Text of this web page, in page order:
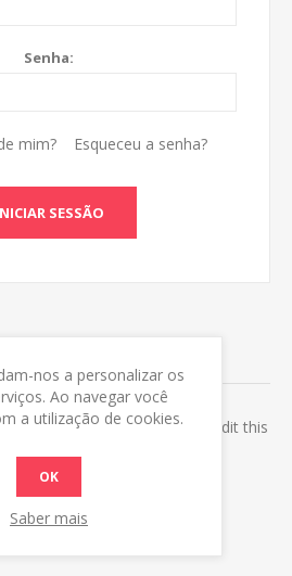
Senha:
mim? Esqueceu a senha?
SESSÃO
information here. You can edit this
in the admin site.
nos a personalizar os
Ao navegar você
a utilização de cookies.
OK
Saber mais